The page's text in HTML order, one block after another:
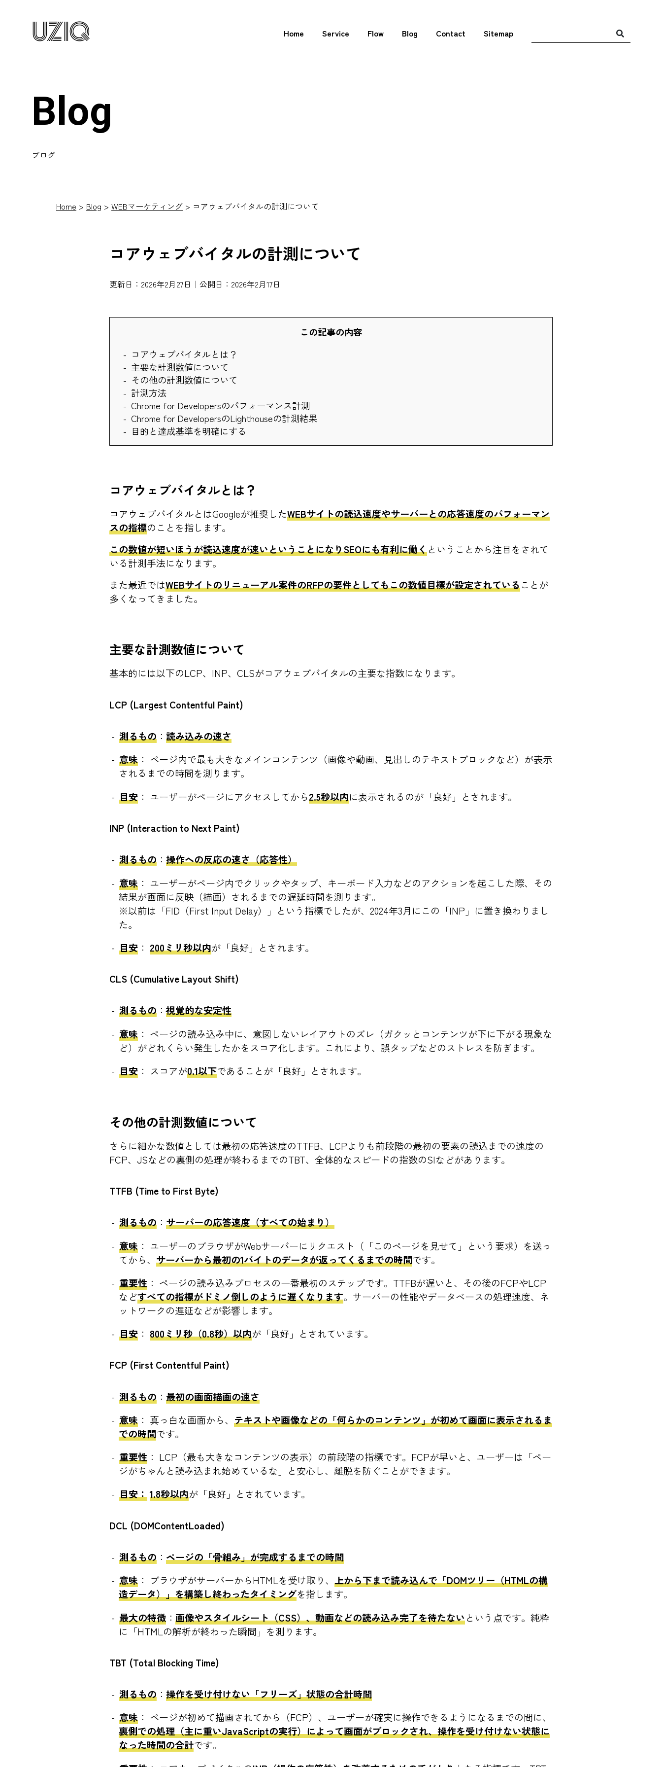
UZIQ Home Service Flow Blog Contact Sitemap
Blog
ブログ
Home Blog WEBマーケティング コアウェブバイタルの計測について
コアウェブバイタルの計測について
更新日：2026年2月27日｜公開日：2026年2月17日
この記事の内容
コアウェブバイタルとは？
主要な計測数値について
その他の計測数値について
計測方法
Chrome for Developersのパフォーマンス計測
Chrome for DevelopersのLighthouseの計測結果
目的と達成基準を明確にする
コアウェブバイタルとは？
コアウェブバイタルとはGoogleが推奨したWEBサイトの読込速度やサーバーとの応答速度のパフォーマン
スの指標のことを指します。
この数値が短いほうが読込速度が速いということになりSEOにも有利に働くということから注目をされて
いる計測手法になります。
また最近ではWEBサイトのリニューアル案件のRFPの要件としてもこの数値目標が設定されていることが
多くなってきました。
主要な計測数値について
基本的には以下のLCP、INP、CLSがコアウェブバイタルの主要な指数になります。
LCP (Largest Contentful Paint)
測るもの ：読み込みの速さ
意味 ： ページ内で最も大きなメインコンテンツ（画像や動画、見出しのテキストブロックなど）が表示
されるまでの時間を測ります。
目安 ： ユーザーがページにアクセスしてから2.5秒以内に表示されるのが「良好」とされます。
INP (Interaction to Next Paint)
測るもの ：操作への反応の速さ（応答性）
意味 ： ユーザーがページ内でクリックやタップ、キーボード入力などのアクションを起こした際、その
結果が画面に反映（描画）されるまでの遅延時間を測ります。
※以前は「FID（First Input Delay）」という指標でしたが、2024年3月にこの「INP」に置き換わりまし
た。
目安 ：200ミリ秒以内が「良好」とされます。
CLS (Cumulative Layout Shift)
測るもの ：視覚的な安定性
意味 ： ページの読み込み中に、意図しないレイアウトのズレ（ガクッとコンテンツが下に下がる現象な
ど）がどれくらい発生したかをスコア化します。これにより、誤タップなどのストレスを防ぎます。
目安 ： スコアが0.1以下であることが「良好」とされます。
その他の計測数値について
さらに細かな数値としては最初の応答速度のTTFB、LCPよりも前段階の最初の要素の読込までの速度の
FCP、JSなどの裏側の処理が終わるまでのTBT、全体的なスピードの指数のSIなどがあります。
TTFB (Time to First Byte)
測るもの ：サーバーの応答速度（すべての始まり）
意味 ： ユーザーのブラウザがWebサーバーにリクエスト（「このページを見せて」という要求）を送っ
てから、サーバーから最初の1バイトのデータが返ってくるまでの時間です。
重要性 ： ページの読み込みプロセスの一番最初のステップです。TTFBが遅いと、その後のFCPやLCP
などすべての指標がドミノ倒しのように遅くなります。サーバーの性能やデータベースの処理速度、ネ
ットワークの遅延などが影響します。
目安 ：800ミリ秒（0.8秒）以内が「良好」とされています。
FCP (First Contentful Paint)
測るもの ：最初の画面描画の速さ
意味 ： 真っ白な画面から、テキストや画像などの「何らかのコンテンツ」が初めて画面に表示されるま
での時間です。
重要性 ： LCP（最も大きなコンテンツの表示）の前段階の指標です。FCPが早いと、ユーザーは「ペー
ジがちゃんと読み込まれ始めているな」と安心し、離脱を防ぐことができます。
目安：1.8秒以内が「良好」とされています。
DCL (DOMContentLoaded)
測るもの ：ページの「骨組み」が完成するまでの時間
意味 ： ブラウザがサーバーからHTMLを受け取り、上から下まで読み込んで「DOMツリー（HTMLの構
造データ）」を構築し終わったタイミングを指します。
最大の特徴 ：画像やスタイルシート（CSS）、動画などの読み込み完了を待たないという点です。純粋
に「HTMLの解析が終わった瞬間」を測ります。
TBT (Total Blocking Time)
測るもの ：操作を受け付けない「フリーズ」状態の合計時間
意味 ： ページが初めて描画されてから（FCP）、ユーザーが確実に操作できるようになるまでの間に、
裏側での処理（主に重いJavaScriptの実行）によって画面がブロックされ、操作を受け付けない状態に
なった時間の合計です。